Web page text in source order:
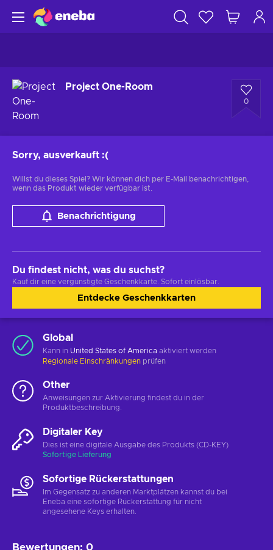
Project One-Room
0
Sorry, ausverkauft :(
Willst du dieses Spiel? Wir können dich per E-Mail benachrichtigen,
wenn das Produkt wieder verfügbar ist.
Benachrichtigung
Du findest nicht, was du suchst?
Kauf dir eine vergünstigte Geschenkkarte. Sofort einlösbar.
Entdecke Geschenkkarten
Global
Kann in United States of America aktiviert werden
Regionale Einschränkungen prüfen
Other
Anweisungen zur Aktivierung findest du in der
Produktbeschreibung.
Digitaler Key
Dies ist eine digitale Ausgabe des Produkts (CD-KEY)
Sofortige Lieferung
Sofortige Rückerstattungen
Im Gegensatz zu anderen Marktplätzen kannst du bei
Eneba eine sofortige Rückerstattung für nicht
angesehene Keys erhalten.
Bewertungen: 0